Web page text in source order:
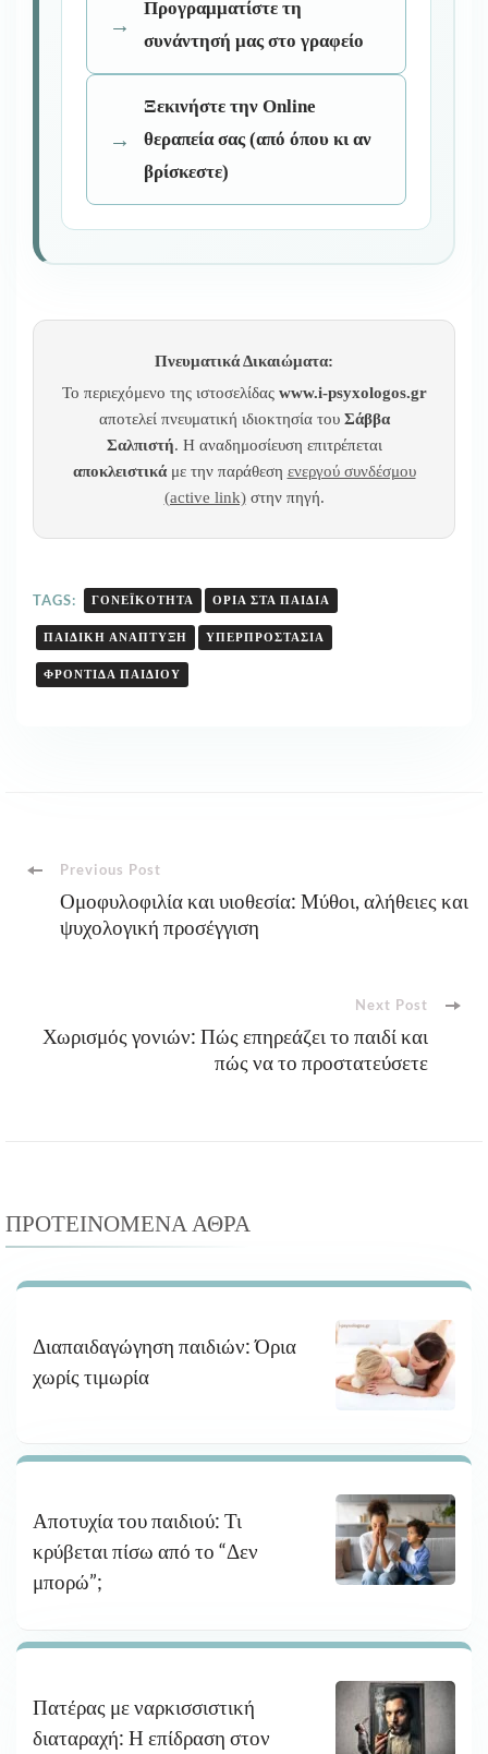
Προγραμματίστε τη
συνάντησή μας στο γραφείο
Ξεκινήστε την Online
θεραπεία σας (από όπου κι αν
βρίσκεστε)
Πνευματικά Δικαιώματα:
Το περιεχόμενο της ιστοσελίδας www.i-psyxologos.gr
αποτελεί πνευματική ιδιοκτησία του Σάββα
Σαλπιστή. Η αναδημοσίευση επιτρέπεται
αποκλειστικάμε την παράθεση ενεργού συνδέσμου
(active link)στην πηγή.
TAGS: ΓΟΝΕΪΚΌΤΗΤΑ ΌΡΙΑ ΣΤΑ ΠΑΙΔΙΆ
ΠΑΙΔΙΚΉ ΑΝΆΠΤΥΞΗ ΥΠΕΡΠΡΟΣΤΑΣΊΑ
ΦΡΟΝΤΙΔΑ ΠΑΙΔΙΟΥ
Post
Navigation
Previous Post
Ομοφυλοφιλία και υιοθεσία: Μύθοι, αλήθειες και
ψυχολογική προσέγγιση
Next Post
Χωρισμός γονιών: Πώς επηρεάζει το παιδί και
πώς να το προστατεύσετε
ΠΡΟΤΕΙΝΌΜΕΝΑ ΆΘΡΑ
Διαπαιδαγώγηση παιδιών: Όρια
χωρίς τιμωρία
Αποτυχία του παιδιού: Τι
κρύβεται πίσω από το “Δεν
μπορώ”;
Πατέρας με ναρκισσιστική
διαταραχή: Η επίδραση στον